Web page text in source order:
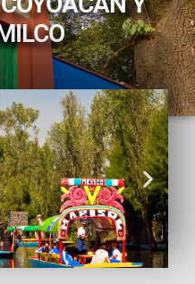
I
G
A
T
I
O
N